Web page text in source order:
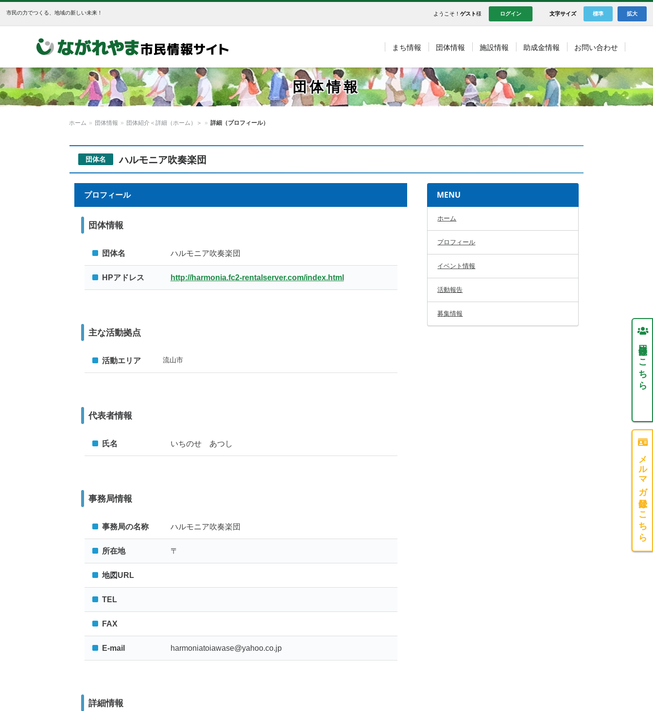
市民の力でつくる、地域の新しい未来！ 拡大
標準
文字サイズ
ログイン
ようこそ！ ゲスト様
まち情報 団体情報 施設情報 助成金情報 お問い合わせ
団体情報
ホーム » 団体情報 » 団体紹介＜詳細（ホーム）＞ » 詳細（プロフィール）
団体名 ハルモニア吹奏楽団
MENU
ホーム
プロフィール
イベント情報
活動報告
募集情報
プロフィール
団体情報
団体名 ハルモニア吹奏楽団
HPアドレス http://harmonia.fc2-rentalserver.com/index.html
主な活動拠点
活動エリア 流山市
代表者情報
氏名 いちのせ あつし
事務局情報
事務局の名称 ハルモニア吹奏楽団
所在地 〒
地図URL
TEL
FAX
E-mail harmoniatoiawase@yahoo.co.jp
詳細情報
団体登録はこちら
メルマガ登録はこちら